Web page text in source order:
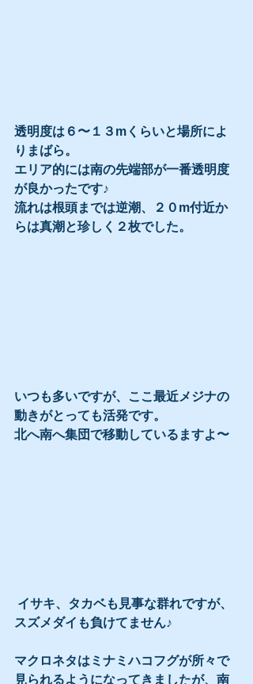
透明度は６〜１３mくらいと場所によ
りまばら。
エリア的には南の先端部が一番透明度
が良かったです♪
流れは根頭までは逆潮、２０m付近か
らは真潮と珍しく２枚でした。
いつも多いですが、ここ最近メジナの
動きがとっても活発です。
北へ南へ集団で移動しているますよ〜
スズメダイも負けてません♪
マクロネタはミナミハコフグが所々で
見られるようになってきましたが、南